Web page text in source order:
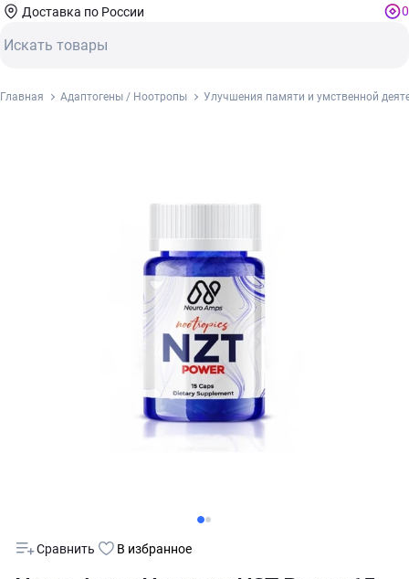
Доставка по России 0
Главная Адаптогены / Ноотропы Улучшения памяти и умственной
Сравнить В избранное